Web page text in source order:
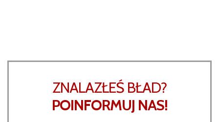
ZNALAZŁEŚ BŁAD?
POINFORMUJ NAS!